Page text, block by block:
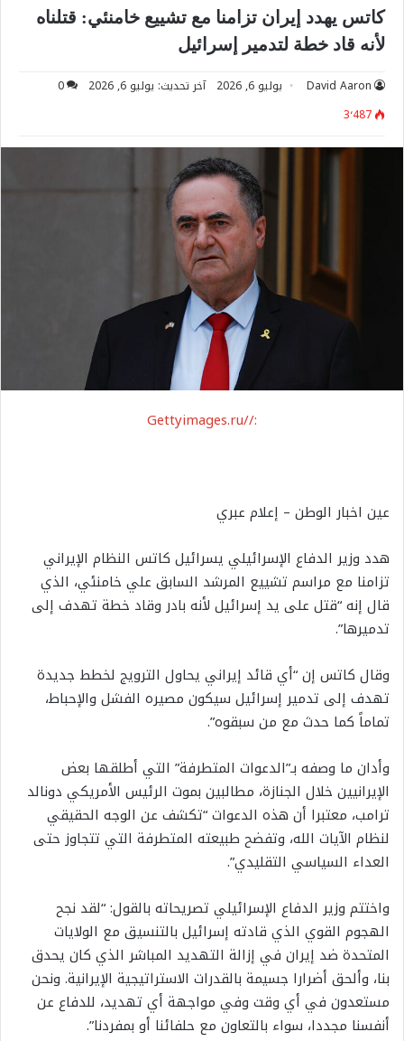
كاتس يهدد إيران تزامنا مع تشييع خامنئي: قتلناه
لأنه قاد خطة لتدمير إسرائيل
David Aaron يوليو 6, 2026 آخر تحديث: يوليو 6, 2026
0
3٬487
://Gettyimages.ru
عين اخبار الوطن – إعلام عبري
هدد وزير الدفاع الإسرائيلي يسرائيل كاتس النظام الإيراني
تزامنا مع مراسم تشييع المرشد السابق علي خامنئي، الذي
قال إنه “قتل على يد إسرائيل لأنه بادر وقاد خطة تهدف إلى
تدميرها”.
وقال كاتس إن “أي قائد إيراني يحاول الترويج لخطط جديدة
تهدف إلى تدمير إسرائيل سيكون مصيره الفشل والإحباط،
تماماً كما حدث مع من سبقوه”.
وأدان ما وصفه بـ”الدعوات المتطرفة” التي أطلقها بعض
الإيرانيين خلال الجنازة، مطالبين بموت الرئيس الأمريكي دونالد
ترامب، معتبرا أن هذه الدعوات “تكشف عن الوجه الحقيقي
لنظام الآيات الله، وتفضح طبيعته المتطرفة التي تتجاوز حتى
العداء السياسي التقليدي”.
واختتم وزير الدفاع الإسرائيلي تصريحاته بالقول: “لقد نجح
الهجوم القوي الذي قادته إسرائيل بالتنسيق مع الولايات
المتحدة ضد إيران في إزالة التهديد المباشر الذي كان يحدق
بنا، وألحق أضرارا جسيمة بالقدرات الاستراتيجية الإيرانية. ونحن
مستعدون في أي وقت وفي مواجهة أي تهديد، للدفاع عن
أنفسنا مجددا، سواء بالتعاون مع حلفائنا أو بمفردنا”.